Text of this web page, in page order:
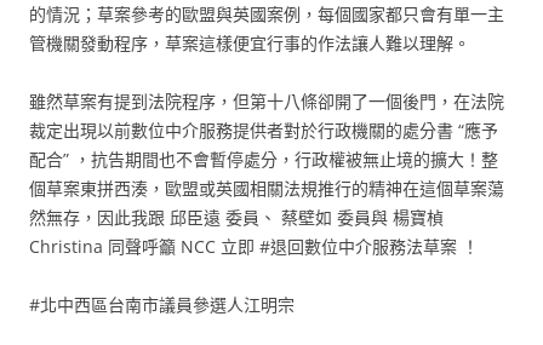
的情況；草案參考的歐盟與英國案例，每個國家都只會有單一主
管機關發動程序，草案這樣便宜行事的作法讓人難以理解。
雖然草案有提到法院程序，但第十八條卻開了一個後門，在法院
裁定出現以前數位中介服務提供者對於行政機關的處分書 “應予
配合” ，抗告期間也不會暫停處分，行政權被無止境的擴大！整
個草案東拼西湊，歐盟或英國相關法規推行的精神在這個草案蕩
然無存，因此我跟 邱臣遠 委員、 蔡壁如 委員與 楊寶楨
Christina 同聲呼籲 NCC 立即 #退回數位中介服務法草案 ！
#北中西區台南市議員參選人江明宗